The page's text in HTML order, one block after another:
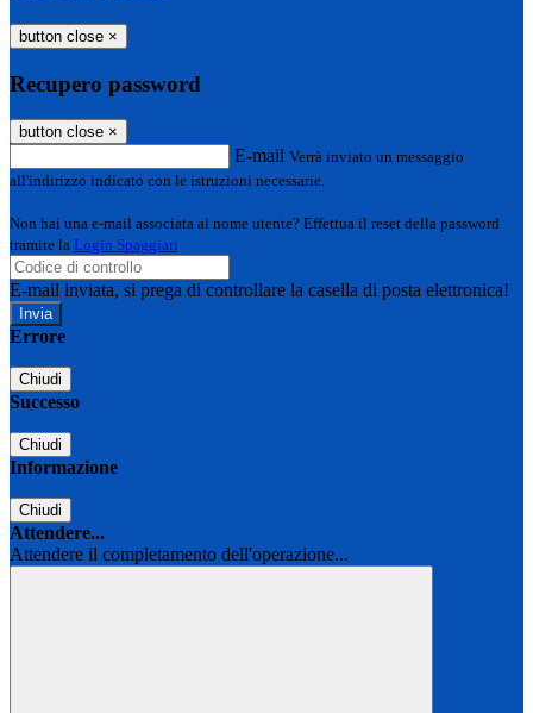
button close ×
Recupero password
button close ×
E-mail Verrà inviato un messaggio
all'indirizzo indicato con le istruzioni necessarie.
Non hai una e-mail associata al nome utente? Effettua il reset della password
tramite la Login Spaggiari
E-mail inviata, si prega di controllare la casella di posta elettronica!
Errore
Chiudi
Successo
Chiudi
Informazione
Chiudi
Attendere...
Attendere il completamento dell'operazione...